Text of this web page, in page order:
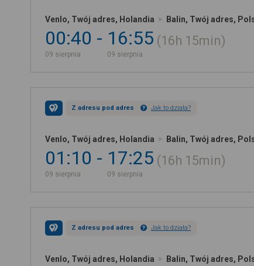
Venlo, Twój adres, Holandia Balin, Twój adres,
00:40
09 sierpnia
16:55
09 sierpnia
16h 15min
Z adresu pod adres Jak to działa?
Venlo, Twój adres, Holandia Balin, Twój adres,
01:10
09 sierpnia
17:25
09 sierpnia
16h 15min
Z adresu pod adres Jak to działa?
Venlo, Twój adres, Holandia Balin, Twój adres,